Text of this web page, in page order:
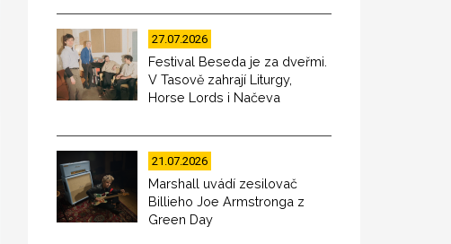
27.07.2026
Festival Beseda je za dveřmi.
V Tasově zahrají Liturgy,
Horse Lords i Načeva
21.07.2026
Marshall uvádí zesilovač
Billieho Joe Armstronga z
Green Day